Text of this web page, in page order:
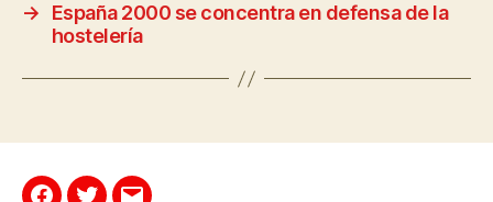
→
España 2000 se concentra en defensa de la
hostelería